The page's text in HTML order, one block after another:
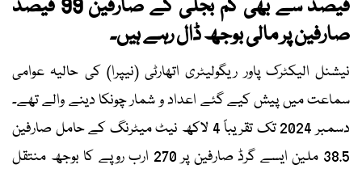
فیصد سے بھی کم بجلی کے صارفین 99 فیصد
صارفین پر مالی بوجھ ڈال رہے ہیں۔
نیشنل الیکٹرک پاور ریگولیٹری اتھارٹی (نیپرا) کی حالیہ عوامی
سماعت میں پیش کیے گئے اعداد و شمار چونکا دینے والے تھے۔
دسمبر 2024 تک تقریباً 4 لاکھ نیٹ میٹرنگ کے حامل صارفین
38.5 ملین ایسے گرڈ صارفین پر 270 ارب روپے کا بوجھ منتقل